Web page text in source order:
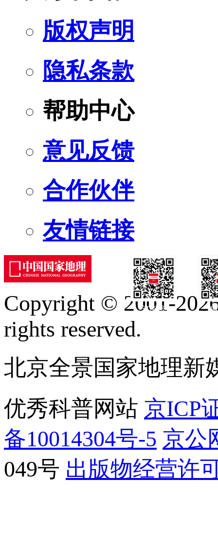
版权声明
隐私条款
帮助中心
意见反馈
合作伙伴
友情链接
订阅号
Copyright © 2001-
rights reserved.
北京全景国家地理新
优秀科普网站 京ICP
备10014304号-5 京公
049号 出版物经营许